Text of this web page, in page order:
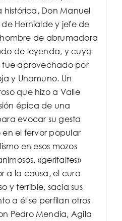
Don Manuel
Hernialde y jefe de
hombre de abrumadora
de leyenda, y cuyo
fue aprovechado por
y Unamuno. Un
que hizo a Valle
épica de una
evocar su gesta
el fervor popular
en esos mozos
«gerifaltes»
a la causa, el cura
y terrible, sacia sus
a él se perfilan otros
Pedro Mendía, Agila